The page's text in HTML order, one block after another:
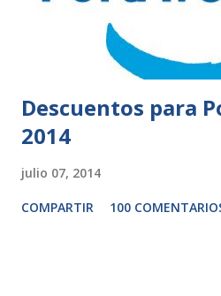
Descuentos para
2014
julio 07, 2014
COMPARTIR 100